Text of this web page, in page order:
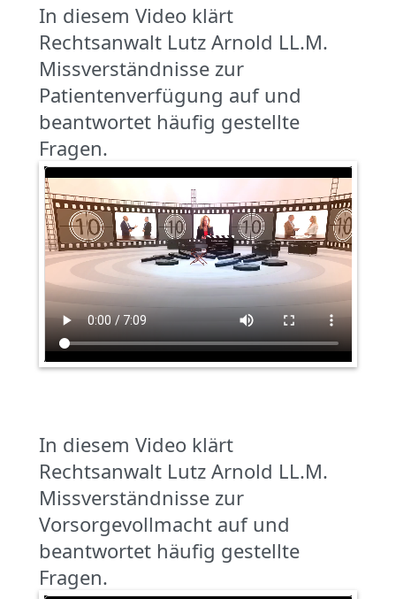
In diesem Video klärt
Rechtsanwalt Lutz Arnold LL.M.
Missverständnisse zur
Patientenverfügung auf und
beantwortet häufig gestellte
Fragen.
In diesem Video klärt
Rechtsanwalt Lutz Arnold LL.M.
Missverständnisse zur
Vorsorgevollmacht auf und
beantwortet häufig gestellte
Fragen.